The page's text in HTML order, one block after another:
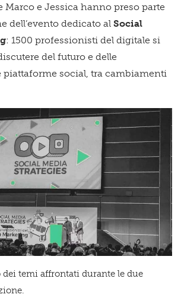
Marco e Jessica hanno preso parte
dell’evento dedicato al Social
: 1500 professionisti del digitale si
del futuro e delle
piattaforme social, tra cambiamenti
temi affrontati durante le due